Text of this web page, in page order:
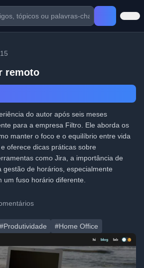
remoto
do autor após seis meses
para a empresa Filtro. Ele aborda os
manter o foco e o equilíbrio entre vida
oferece dicas práticas sobre
como Jira, a importância de
gestão de horários, especialmente
fuso horário diferente.
#Produtividade #Home Office